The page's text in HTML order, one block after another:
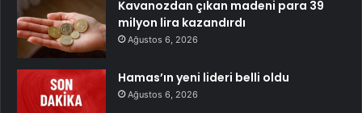
Kavanozdan çıkan madeni para 39
milyon lira kazandırdı
Ağustos 6, 2026
Hamas’ın yeni lideri belli oldu
Ağustos 6, 2026